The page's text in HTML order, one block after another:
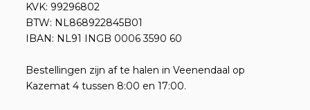
KVK: 99296802
BTW: NL868922845B01
IBAN: NL91 INGB 0006 3590 60
Bestellingen zijn af te halen in Veenendaal op
Kazemat 4 tussen 8:00 en 17:00.